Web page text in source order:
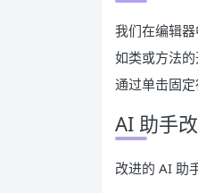
我们在编辑
如类或方法
通过单击固定
AI 助手
改进的 AI 助